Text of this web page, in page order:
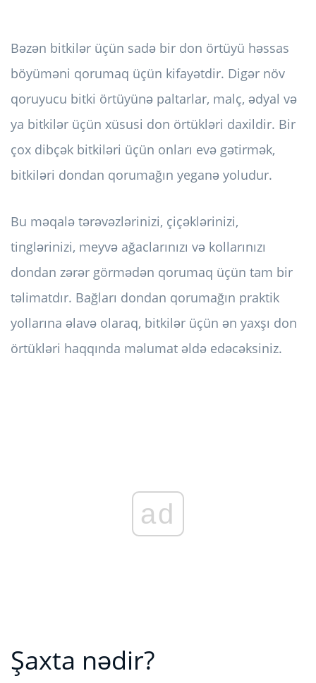
Bəzən bitkilər üçün sadə bir don örtüyü həssas
böyüməni qorumaq üçün kifayətdir. Digər növ
qoruyucu bitki örtüyünə paltarlar, malç, ədyal və
ya bitkilər üçün xüsusi don örtükləri daxildir. Bir
çox dibçək bitkiləri üçün onları evə gətirmək,
bitkiləri dondan qorumağın yeganə yoludur.
Bu məqalə tərəvəzlərinizi, çiçəklərinizi,
tinglərinizi, meyvə ağaclarınızı və kollarınızı
dondan zərər görmədən qorumaq üçün tam bir
təlimatdır. Bağları dondan qorumağın praktik
yollarına əlavə olaraq, bitkilər üçün ən yaxşı don
örtükləri haqqında məlumat əldə edəcəksiniz.
ad
Şaxta nədir?